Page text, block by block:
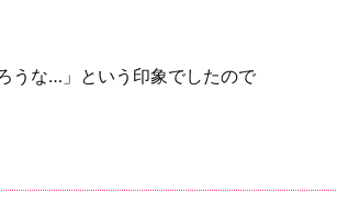
うな…」という印象でしたので